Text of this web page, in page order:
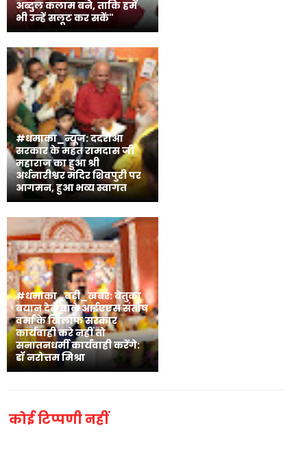
अब्दुल कलाम बने, ताकि हमें
भी उन्हें सलूट कर सकें"
#धमाका_न्यूज: ददरौआ
सरकार के महंत रामदास जी
महाराज का हुआ श्री
अर्धनारीश्वर मंदिर शिवपुरी पर
आगमन, हुआ भव्य स्वागत
#धमाका_बड़ी_खबर: बेतुका
बयान देने वाले आईएएस संतोष
वर्मा के खिलाफ सरकार
कार्यवाही करे नहीं तो
सनातनधर्मी कार्यवाही करेंगे:
डॉ नरोत्तम मिश्रा
कोई टिप्पणी नहीं